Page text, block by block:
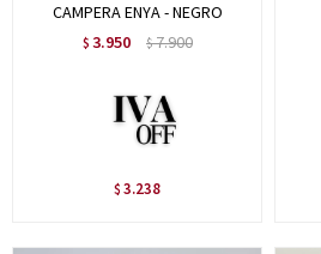
CAMPERA ENYA - NEGRO
$ 3.950 $7.900
$ 3.238